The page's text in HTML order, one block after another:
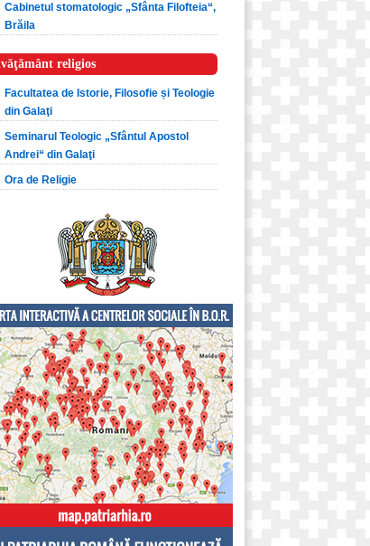
Cabinetul stomatologic „Sfânta Filofteia“,
Brăila
religios
Facultatea de Istorie, Filosofie și Teologie
din Galaţi
Seminarul Teologic „Sfântul Apostol
Andrei“ din Galaţi
Ora de Religie